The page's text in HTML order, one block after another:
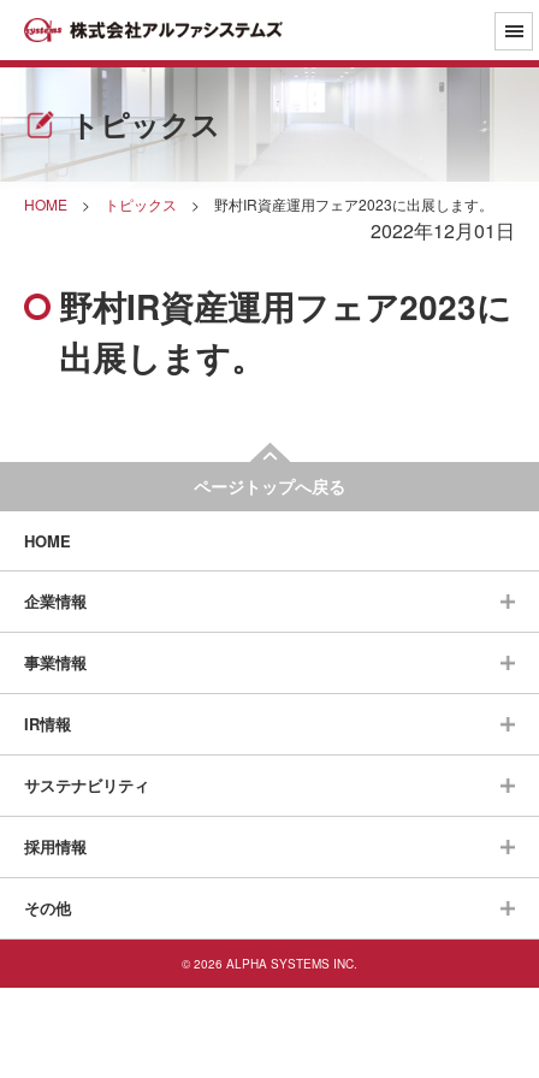
トピックス
HOME > トピックス > 野村IR資産運用フェア2023に出展します。
2022年12月01日
野村IR資産運用フェア2023に
出展します。
ページトップへ戻る
HOME
企業情報
事業情報
IR情報
サステナビリティ
採用情報
その他
© 2026 ALPHA SYSTEMS INC.